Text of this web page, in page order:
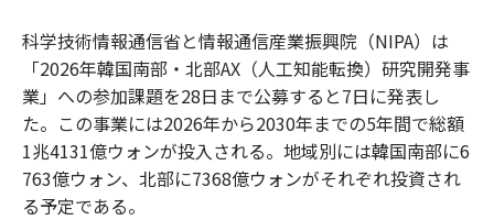
科学技術情報通信省と情報通信産業振興院（NIPA）は
「2026年韓国南部・北部AX（人工知能転換）研究開発事
業」への参加課題を28日まで公募すると7日に発表し
た。この事業には2026年から2030年までの5年間で総額
1兆4131億ウォンが投入される。地域別には韓国南部に6
763億ウォン、北部に7368億ウォンがそれぞれ投資され
る予定である。